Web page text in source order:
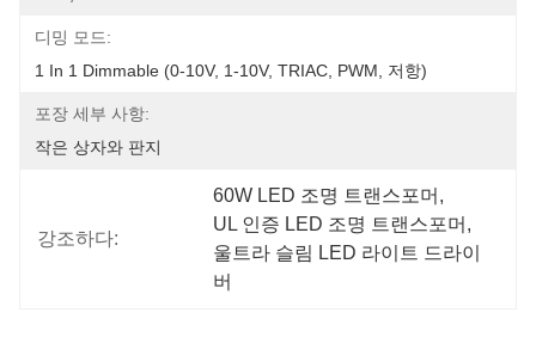
디밍 모드:
1 In 1 Dimmable (0-10V, 1-10V, TRIAC, PWM, 저항)
포장 세부 사항:
작은 상자와 판지
강조하다:
60W LED 조명 트랜스포머 ,
UL 인증 LED 조명 트랜스포머 ,
울트라 슬림 LED 라이트 드라이
버